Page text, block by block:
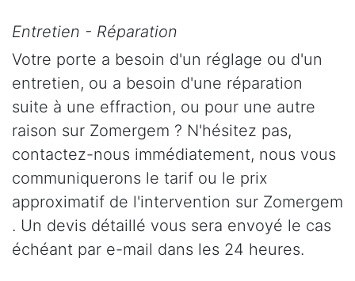
Entretien - Réparation
Votre porte a besoin d'un réglage ou d'un
entretien, ou a besoin d'une réparation
suite à une effraction, ou pour une autre
raison sur Zomergem ? N'hésitez pas,
contactez-nous immédiatement, nous vous
communiquerons le tarif ou le prix
approximatif de l'intervention sur Zomergem
. Un devis détaillé vous sera envoyé le cas
échéant par e-mail dans les 24 heures.